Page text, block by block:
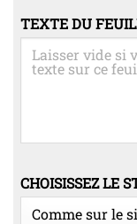
TEXTE DU
CHOISISSEZ LE